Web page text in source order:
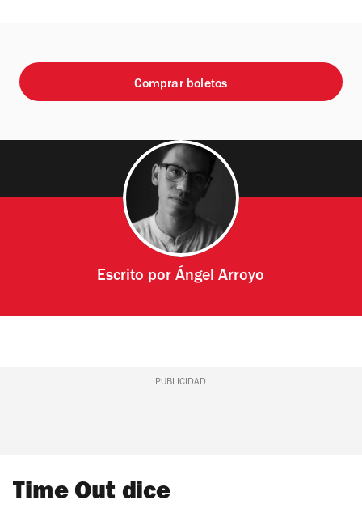
Comprar boletos
Escrito porÁngel Arroyo
PUBLICIDAD
Time Out dice